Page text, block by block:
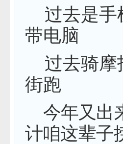
过去是手
带电脑
过去骑摩
街跑
今年又出
计咱这辈子